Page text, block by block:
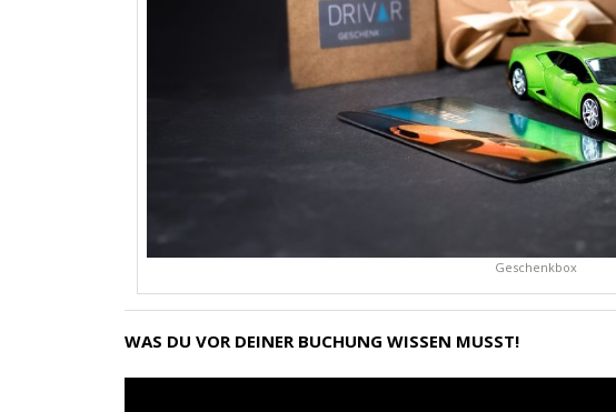
Geschenkbox
WAS DU VOR DEINER BUCHUNG WISSEN MUSST!